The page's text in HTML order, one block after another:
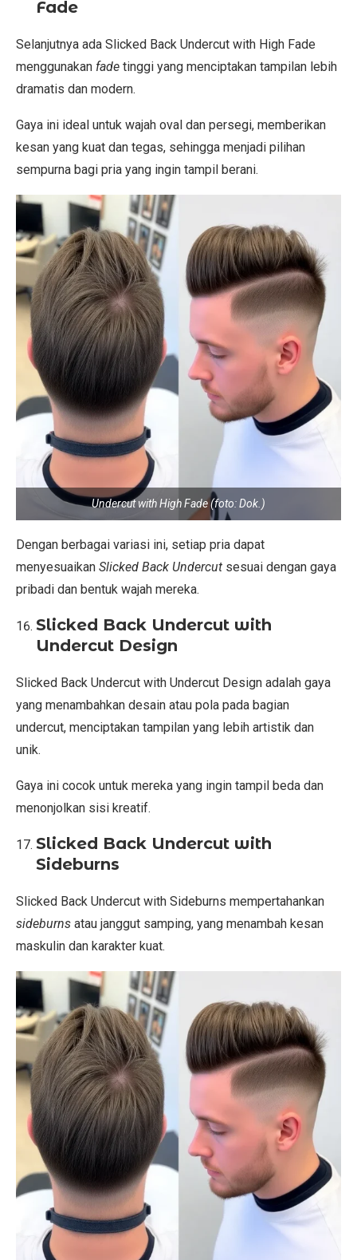
Fade
Selanjutnya ada Slicked Back Undercut with High Fade
menggunakan fade tinggi yang menciptakan tampilan lebih
dramatis dan modern.
Gaya ini ideal untuk wajah oval dan persegi, memberikan
kesan yang kuat dan tegas, sehingga menjadi pilihan
sempurna bagi pria yang ingin tampil berani.
Undercut with High Fade (foto: Dok.)
Dengan berbagai variasi ini, setiap pria dapat
menyesuaikan Slicked Back Undercut sesuai dengan gaya
pribadi dan bentuk wajah mereka.
Slicked Back Undercut with
Undercut Design
Slicked Back Undercut with Undercut Design adalah gaya
yang menambahkan desain atau pola pada bagian
undercut, menciptakan tampilan yang lebih artistik dan
unik.
Gaya ini cocok untuk mereka yang ingin tampil beda dan
menonjolkan sisi kreatif.
Slicked Back Undercut with
Sideburns
Slicked Back Undercut with Sideburns mempertahankan
sideburns atau janggut samping, yang menambah kesan
maskulin dan karakter kuat.